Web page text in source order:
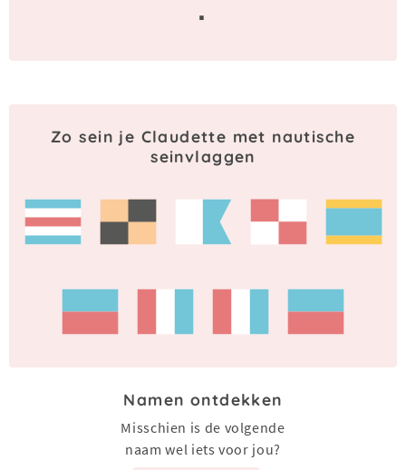
·
Zo sein je Claudette met nautische
seinvlaggen
Namen ontdekken
Misschien is de volgende
naam wel iets voor jou?